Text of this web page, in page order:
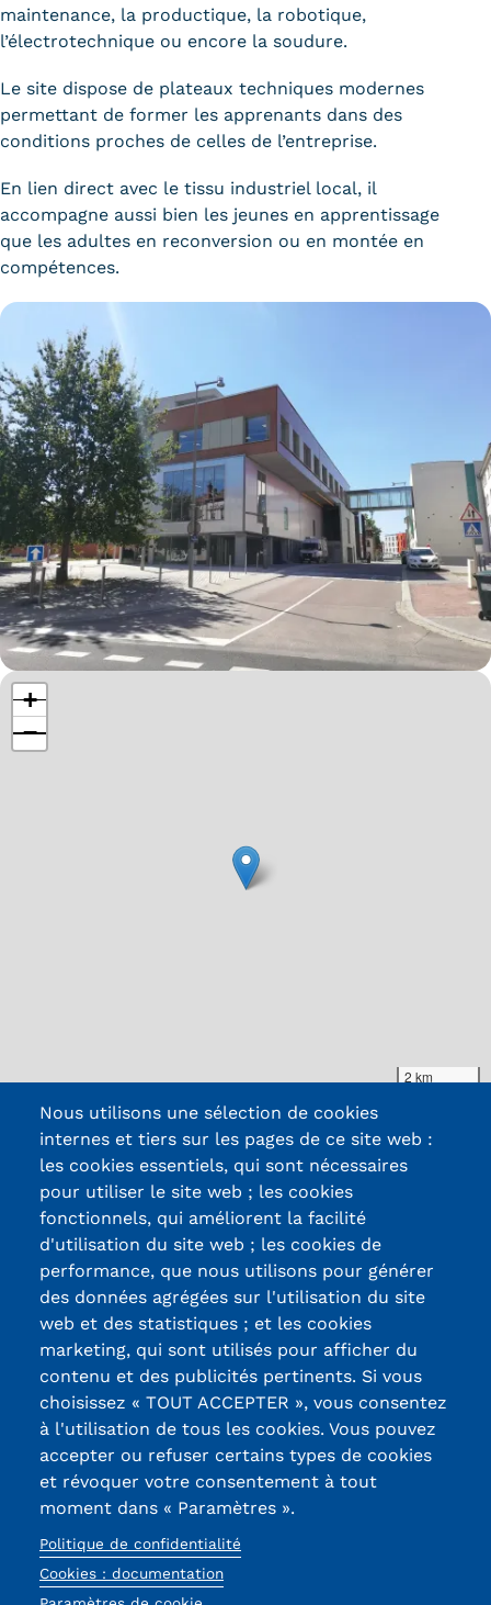
maintenance, la productique, la robotique,
l’électrotechnique ou encore la soudure.
Le site dispose de plateaux techniques modernes
permettant de former les apprenants dans des
conditions proches de celles de l’entreprise.
En lien direct avec le tissu industriel local, il
accompagne aussi bien les jeunes en apprentissage
que les adultes en reconversion ou en montée en
compétences.
+
−
2 km
13, Rue Ernest
Thierry-Mieg
90010 BELFORT
Cedex
03 84 58 33 10
Réseaux
Certifications /
Labels qualité
Nous utilisons une sélection de cookies
internes et tiers sur les pages de ce site web :
les cookies essentiels, qui sont nécessaires
pour utiliser le site web ; les cookies
fonctionnels, qui améliorent la facilité
d'utilisation du site web ; les cookies de
performance, que nous utilisons pour générer
des données agrégées sur l'utilisation du site
web et des statistiques ; et les cookies
marketing, qui sont utilisés pour afficher du
contenu et des publicités pertinents. Si vous
choisissez « TOUT ACCEPTER », vous consentez
à l'utilisation de tous les cookies. Vous pouvez
accepter ou refuser certains types de cookies
et révoquer votre consentement à tout
moment dans « Paramètres ».
Politique de confidentialité
Cookies : documentation